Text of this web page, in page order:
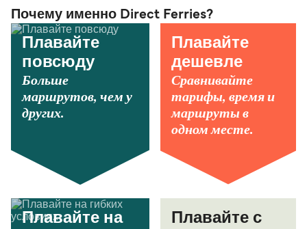
Почему именно Direct Ferries?
Плавайте
повсюду
Больше
маршрутов, чем у
других.
Плавайте
дешевле
Сравнивайте
тарифы, время и
маршруты в
одном месте.
Плавайте на
Плавайте с